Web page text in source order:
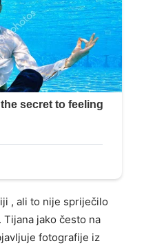
, ali to nije spriječilo
jako često na
fotografije iz